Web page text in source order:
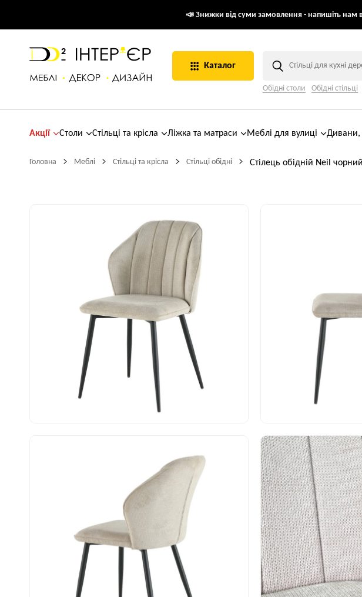
📣 Знижки від суми замовлення - напишіть нам в
Каталог
Обідні столи Обідні стільці
Акції Столи Стільці та крісла Ліжка та матраси Меблі для вулиці Дивани,
Головна Меблі Стільці та крісла Стільці обідні Стілець обідній Neil